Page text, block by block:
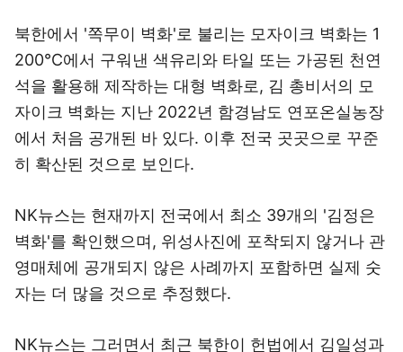
북한에서 '쪽무이 벽화'로 불리는 모자이크 벽화는 1
200℃에서 구워낸 색유리와 타일 또는 가공된 천연
석을 활용해 제작하는 대형 벽화로, 김 총비서의 모
자이크 벽화는 지난 2022년 함경남도 연포온실농장
에서 처음 공개된 바 있다. 이후 전국 곳곳으로 꾸준
히 확산된 것으로 보인다.
NK뉴스는 현재까지 전국에서 최소 39개의 '김정은
벽화'를 확인했으며, 위성사진에 포착되지 않거나 관
영매체에 공개되지 않은 사례까지 포함하면 실제 숫
자는 더 많을 것으로 추정했다.
NK뉴스는 그러면서 최근 북한이 헌법에서 김일성과